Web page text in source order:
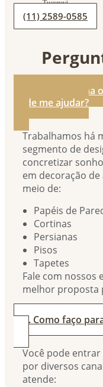
(11) 2589-0585
1. De que forma
pode me ajudar?
Trabalhamos há
segmento de
concretizar
em decoração
meio de:
Papéis de
Cortinas
Persianas
Pisos
Tapetes
Fale com nossos
melhor proposta
2. Como faço
Você pode
por diversos
atende: